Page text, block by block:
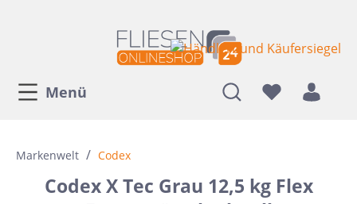
Menü
Markenwelt / Codex
Codex X Tec Grau 12,5 kg Flex